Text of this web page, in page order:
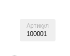
Артикул
100001